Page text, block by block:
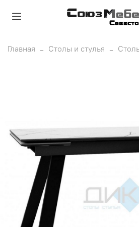
Главная Столы и стулья